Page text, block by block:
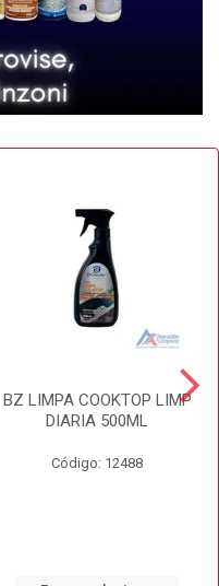
BZ LIMPA COOKTOP LIMP
DIARIA 500ML
Código: 12488